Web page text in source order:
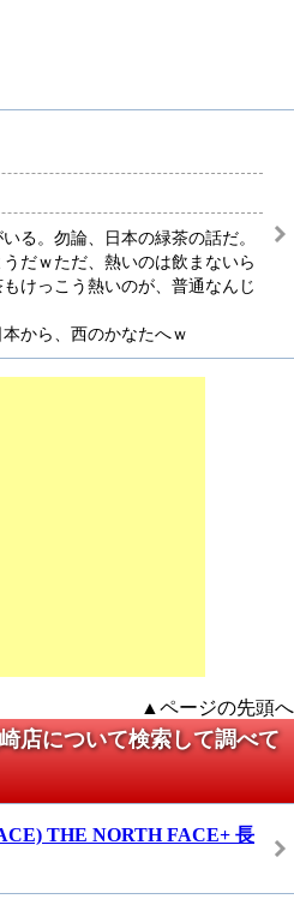
る。勿論、日本の緑茶の話だ。
だｗただ、熱いのは飲まないら
けっこう熱いのが、普通なんじ
から、西のかなたへｗ
▲ページの先頭へ
店について検索して調べて
THE NORTH FACE+ 長